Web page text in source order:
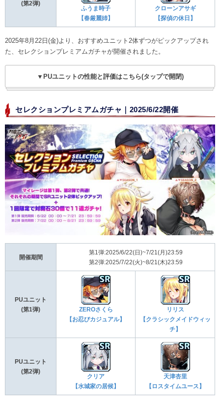
(第2弾)
ふうま時子
【春厳麗姉】
クローンアサギ
【探偵の休日】
2025年8月22日(金)より、おすすめユニット2体ずつがピックアップされ
た、セレクションプレミアムガチャが開催されました。
▼PUユニットの性能と評価はこちら(タップで開閉)
セレクションプレミアムガチャ｜2025/6/22開催
開催期間
第1弾:2025/6/22(日)~7/21(月)23:59
第2弾:2025/7/22(火)~8/21(木)23:59
PUユニット
(第1弾)
ZEROさくら
【お忍びカジュアル】
リリス
【クラシックメイドウィッ
チ】
PUユニット
(第2弾)
クリア
【水城家の居候】
天津杏里
【ロスタイムユース】